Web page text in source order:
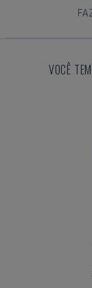
VOCÊ